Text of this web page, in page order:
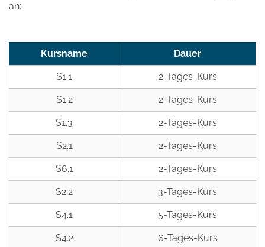
an:
Kursname Dauer
S1.1 2-Tages-Kurs
S1.2 2-Tages-Kurs
S1.3 2-Tages-Kurs
S2.1 2-Tages-Kurs
S6.1 2-Tages-Kurs
S2.2 3-Tages-Kurs
S4.1 5-Tages-Kurs
S4.2 6-Tages-Kurs